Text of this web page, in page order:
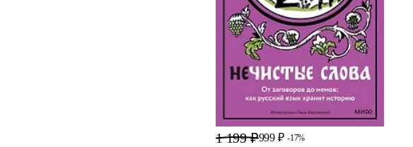
1 199 ₽999 ₽ -17%